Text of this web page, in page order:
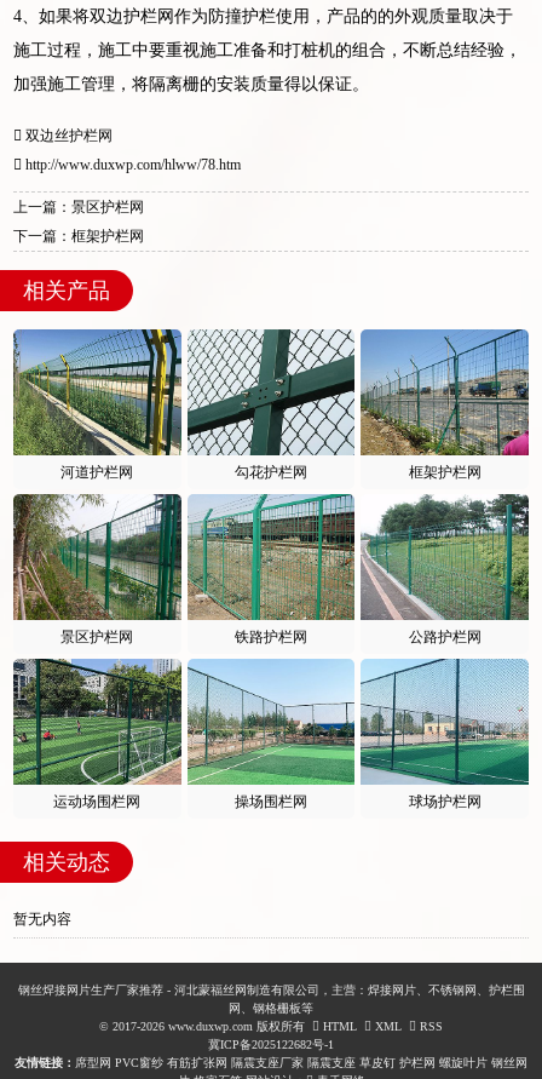
4、如果将双边护栏网作为防撞护栏使用，产品的的外观质量取决于
施工过程，施工中要重视施工准备和打桩机的组合，不断总结经验，
加强施工管理，将隔离栅的安装质量得以保证。
双边丝护栏网
http://www.duxwp.com/hlww/78.htm
上一篇：景区护栏网
下一篇：框架护栏网
相关产品
河道护栏网 勾花护栏网 框架护栏网
景区护栏网 铁路护栏网 公路护栏网
运动场围栏网 操场围栏网 球场护栏网
相关动态
暂无内容
钢丝焊接网片生产厂家推荐 - 河北蒙福丝网制造有限公司，主营：焊接网片、不锈钢网、护栏围
网、钢格栅板等
© 2017-2026 www.duxwp.com 版权所有
HTML XML
RSS
冀ICP备2025122682号-1
友情链接： 席型网 PVC窗纱 有筋扩张网 隔震支座厂家 隔震支座 草皮钉 护栏网 螺旋叶片 钢丝网